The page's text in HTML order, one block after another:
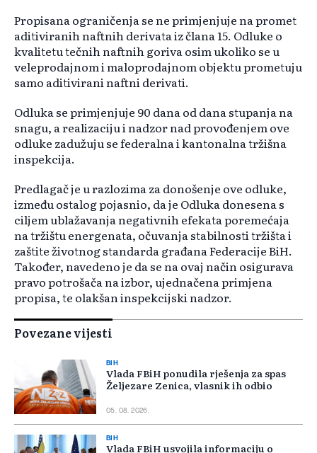
Propisana ograničenja se ne primjenjuje na promet
aditiviranih naftnih derivata iz člana 15. Odluke o
kvalitetu tečnih naftnih goriva osim ukoliko se u
veleprodajnom i maloprodajnom objektu prometuju
samo aditivirani naftni derivati.
Odluka se primjenjuje 90 dana od dana stupanja na
snagu, a realizaciju i nadzor nad provođenjem ove
odluke zadužuju se federalna i kantonalna tržišna
inspekcija.
Predlagač je u razlozima za donošenje ove odluke,
između ostalog pojasnio, da je Odluka donesena s
ciljem ublažavanja negativnih efekata poremećaja
na tržištu energenata, očuvanja stabilnosti tržišta i
zaštite životnog standarda građana Federacije BiH.
Također, navedeno je da se na ovaj način osigurava
pravo potrošača na izbor, ujednačena primjena
propisa, te olakšan inspekcijski nadzor.
Povezane vijesti
BIH
Vlada FBiH ponudila rješenja za spas
Željezare Zenica, vlasnik ih odbio
05. 08. 2026.
BIH
Vlada FBiH usvojila informaciju o